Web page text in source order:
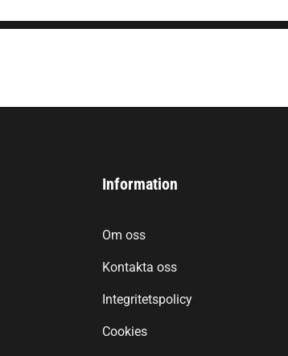
Information
Om oss
Kontakta oss
Integritetspolicy
Cookies